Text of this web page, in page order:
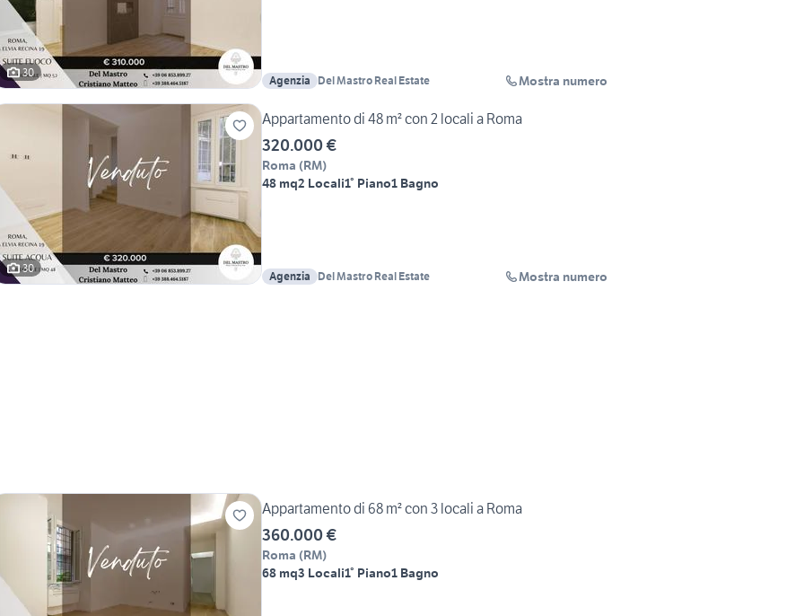
30
Agenzia Del Mastro Real Estate Mostra numero
30
Appartamento di 48 m² con 2 locali a Roma
320.000 €
Roma (RM)
48 mq2 Locali1° Piano1 Bagno
Agenzia Del Mastro Real Estate Mostra numero
Appartamento di 68 m² con 3 locali a Roma
360.000 €
Roma (RM)
68 mq3 Locali1° Piano1 Bagno